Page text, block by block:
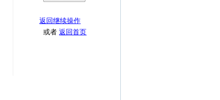
返回继续操作
或者返回首页